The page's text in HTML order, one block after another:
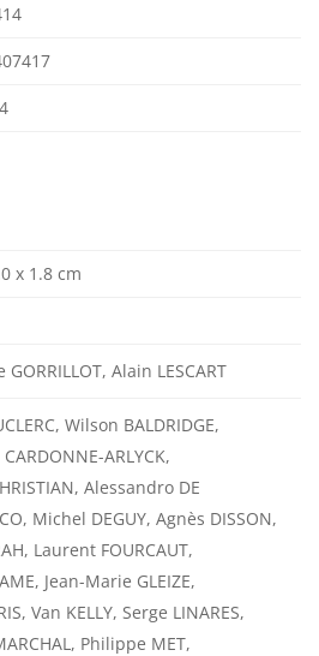
x 1.8 cm
Alain LESCART
Wilson BALDRIDGE,
ARLYCK,
Alessandro DE
Michel DEGUY, Agnès DISSON,
Laurent FOURCAUT,
Jean-Marie GLEIZE,
Van KELLY, Serge LINARES,
Philippe MET,